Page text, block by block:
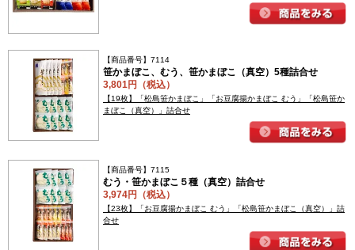
【商品番号】7114
笹かまぼこ、むう、笹かまぼこ（真空）5種詰合せ
3,801円（税込）
【19枚】「松島笹かまぼこ」「お豆腐揚かまぼこ むう」「松島笹か
まぼこ（真空）」詰合せ
【商品番号】7115
むう・笹かまぼこ５種（真空）詰合せ
3,974円（税込）
【23枚】「お豆腐揚かまぼこ むう」「松島笹かまぼこ（真空）」詰
合せ